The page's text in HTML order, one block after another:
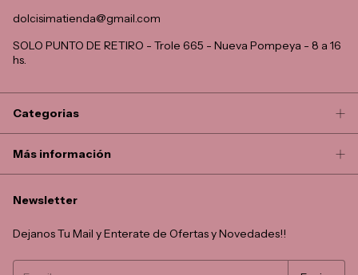
dolcisimatienda@gmail.com
SOLO PUNTO DE RETIRO - Trole 665 - Nueva Pompeya - 8 a 16
hs.
Categorias
Más información
Newsletter
Dejanos Tu Mail y Enterate de Ofertas y Novedades!!